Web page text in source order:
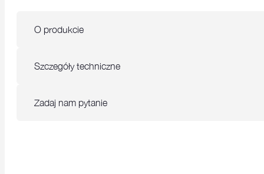
O produkcie
Szczegóły techniczne
Zadaj nam pytanie